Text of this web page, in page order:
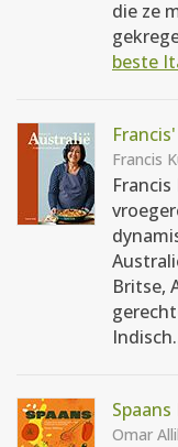
die ze
beste
Francis
Britse,
Spaans
Omar